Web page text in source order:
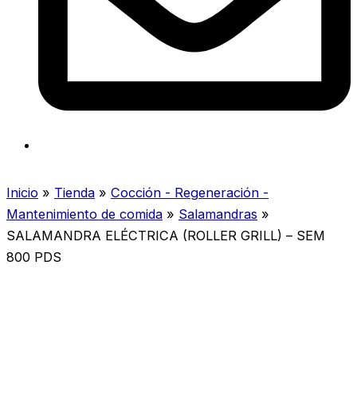
Inicio » Tienda » Cocción - Regeneración -
Mantenimiento de comida » Salamandras »
SALAMANDRA ELÉCTRICA (ROLLER GRILL) – SEM
800 PDS